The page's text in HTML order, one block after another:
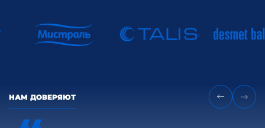
НАМ ДОВЕРЯЮТ